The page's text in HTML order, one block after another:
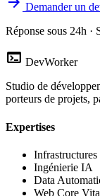
Demander un
Réponse sous 24h ·
terminal DevWorker
Studio de
porteurs de projets,
Expertises
Infrastructures
Ingénierie IA
Data
Web Core